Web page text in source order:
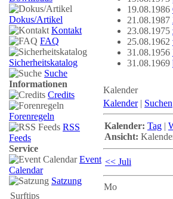
Dokus/Artikel
Kontakt
FAQ
Sicherheitskatalog
Suche
Informationen
Credits
Forenregeln
RSS
Feeds
Service
Event
Calendar
Satzung
Surftips
19.08.1986
21.08.1987
23.08.1975
25.08.1962
31.08.1956
31.08.1969
Kalender
Kalender | Suchen
Kalender: Tag |
Ansicht:
<< Juli
Mo